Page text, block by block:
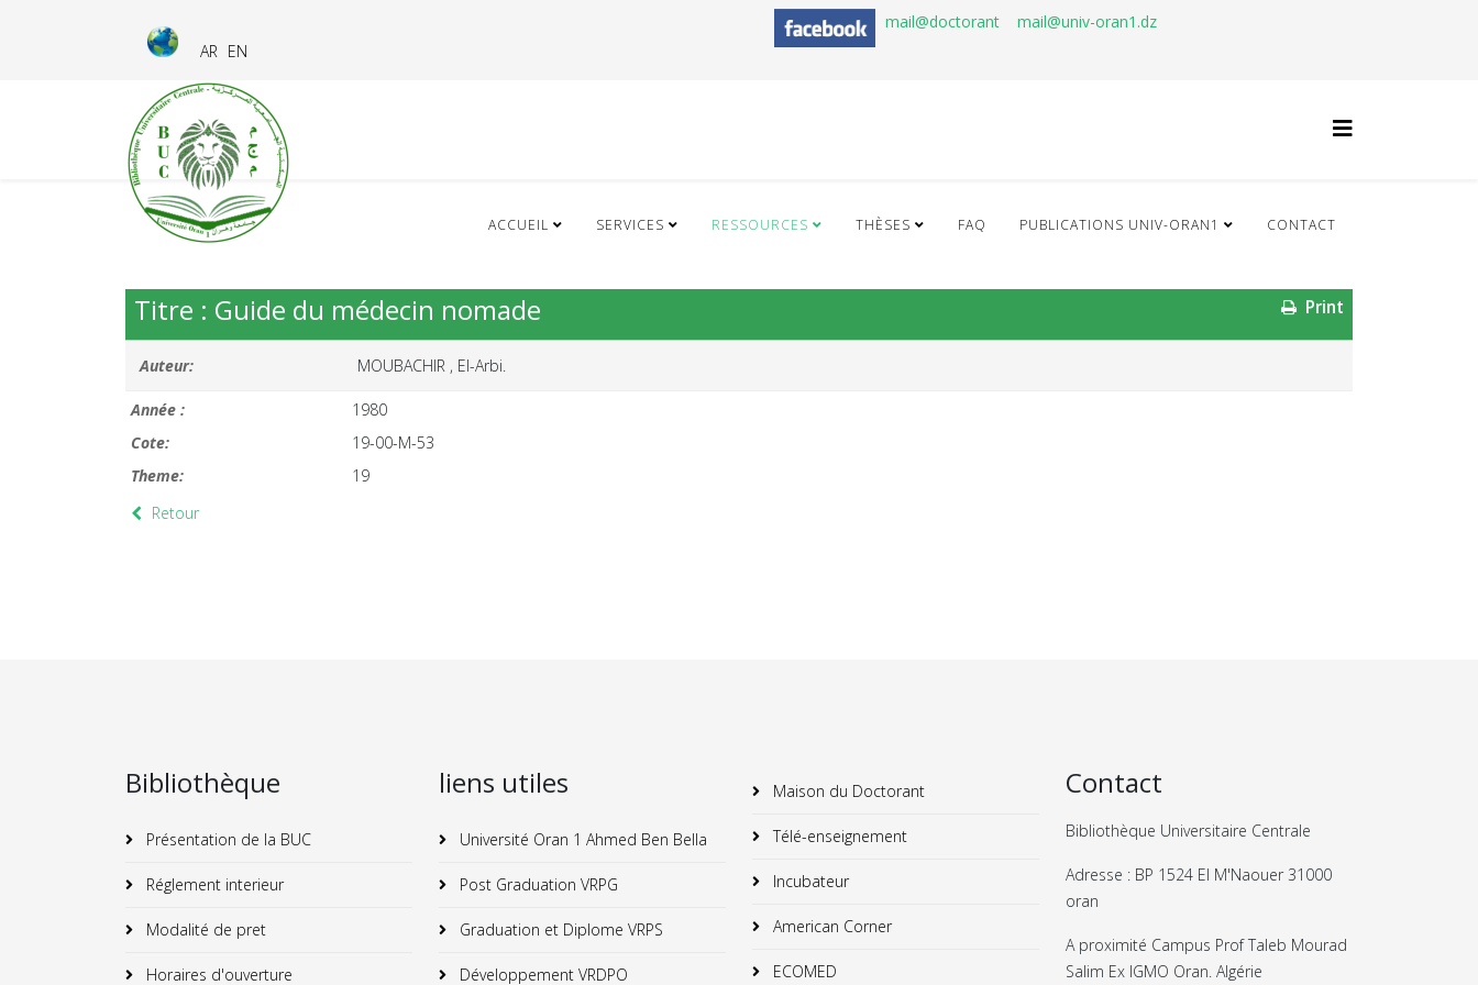
AR EN
mail@doctorant mail@univ-oran1.dz
ACCUEIL SERVICES RESSOURCES THÈSES FAQ PUBLICATIONS UNIV-ORAN1 CONTACT
Print
Titre : Guide du médecin nomade
Auteur: MOUBACHIR , El-Arbi.
Année :
1980
Cote:
19-00-M-53
Theme:
19
Retour
Bibliothèque
Présentation de la BUC
Réglement interieur
Modalité de pret
Horaires d'ouverture
liens utiles
Université Oran 1 Ahmed Ben Bella
Post Graduation VRPG
Graduation et Diplome VRPS
Développement VRDPO
Maison du Doctorant
Télé-enseignement
Incubateur
American Corner
ECOMED
Contact
Bibliothèque Universitaire Centrale
Adresse : BP 1524 El M'Naouer 31000
oran
A proximité Campus Prof Taleb Mourad
Salim Ex IGMO Oran. Algérie